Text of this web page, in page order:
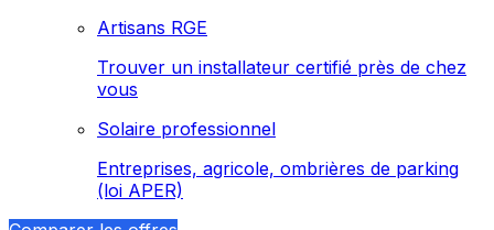
Artisans RGE
Trouver un installateur certifié près de chez
vous
Solaire professionnel
Entreprises, agricole, ombrières de parking
(loi APER)